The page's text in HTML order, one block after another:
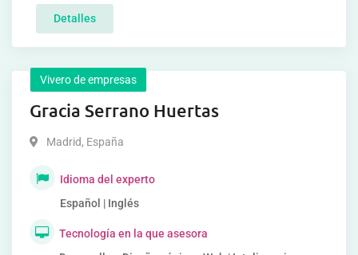
Detalles
Vivero de empresas
Gracia Serrano Huertas
Madrid, España
Idioma del experto
Español | Inglés
Tecnología en la que asesora